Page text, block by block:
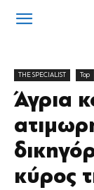
THE SPECIALIST Top
Άγρια
κύρος